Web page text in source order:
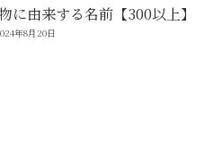
に由来する名前【300以上】
年8月20日